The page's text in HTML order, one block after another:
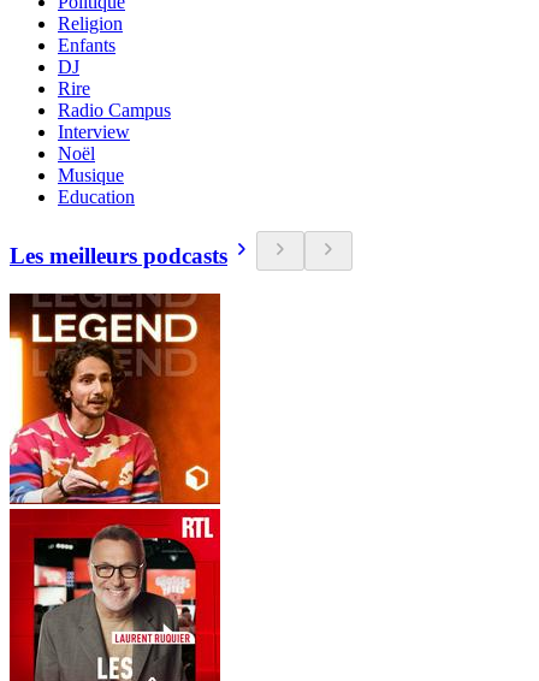
Religion
Enfants
DJ
Rire
Radio Campus
Interview
Noël
Musique
Education
Les meilleurs podcasts